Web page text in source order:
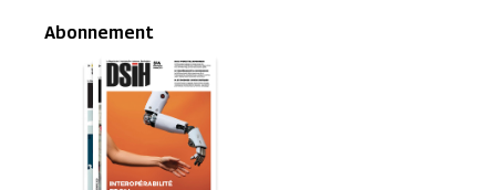
Abonnement